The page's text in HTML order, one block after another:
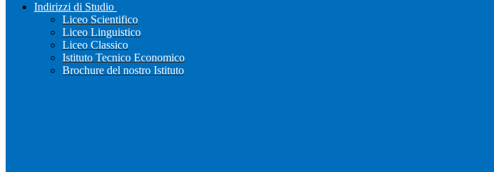
Indirizzi di Studio
Liceo Scientifico
Liceo Linguistico
Liceo Classico
Istituto Tecnico Economico
Brochure del nostro Istituto